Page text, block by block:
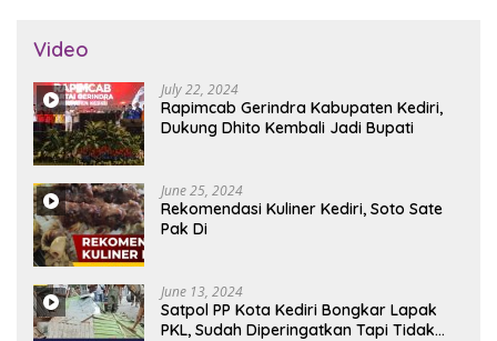
Video
July 22, 2024
Rapimcab Gerindra Kabupaten Kediri,
Dukung Dhito Kembali Jadi Bupati
June 25, 2024
Rekomendasi Kuliner Kediri, Soto Sate
Pak Di
June 13, 2024
Satpol PP Kota Kediri Bongkar Lapak
PKL, Sudah Diperingatkan Tapi Tidak